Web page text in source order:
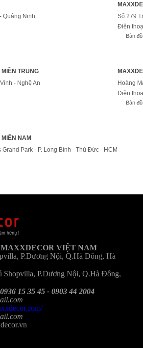
Quảng Ninh
Số 279
Điện
Bản
TRUNG
- Nghệ An
Hoàng
Điện
Bản
MIỀN NAM
Park - P. Long Bình - Thủ Đức - HCM
VIỆT NAM
P.Dương Nội, Q.Hà Đông, Hà
Shopvilla, P.Dương Nội, Q.Hà Đông,
0936 15 35 45 - 0903 44 2004